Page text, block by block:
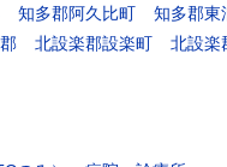
知多郡阿久比町 知多郡東
北設楽郡設楽町 北設楽